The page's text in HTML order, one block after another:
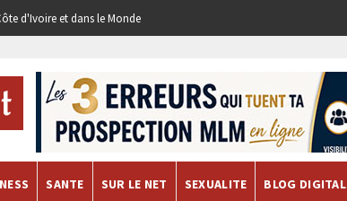
d'Ivoire et dans le Monde
SANTE SUR LE NET SEXUALITE BLOG DIGITAL